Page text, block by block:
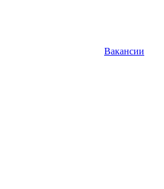
Вакансии